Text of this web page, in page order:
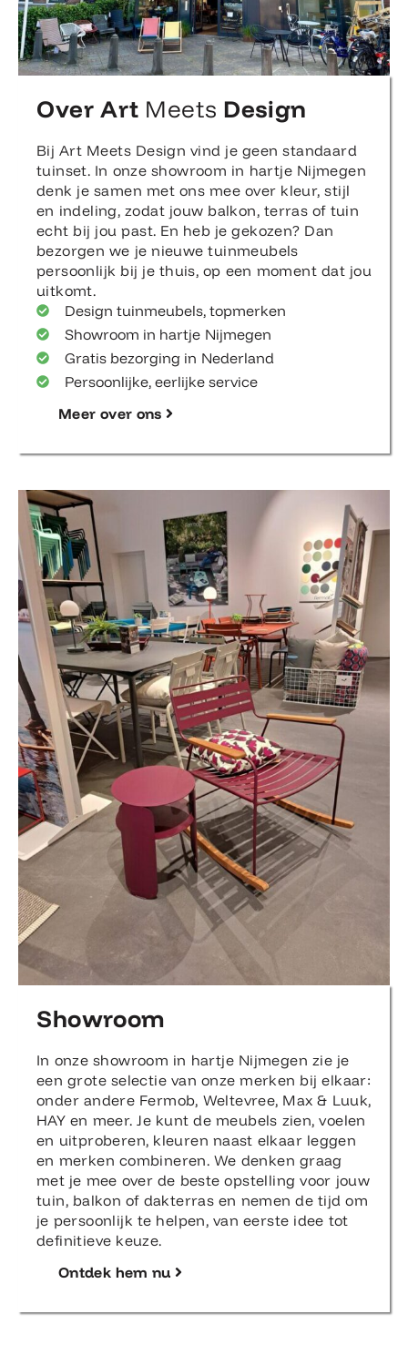
Over Art Meets Design
Bij Art Meets Design vind je geen standaard
tuinset. In onze showroom in hartje Nijmegen
denk je samen met ons mee over kleur, stijl
en indeling, zodat jouw balkon, terras of tuin
echt bij jou past. En heb je gekozen? Dan
bezorgen we je nieuwe tuinmeubels
persoonlijk bij je thuis, op een moment dat jou
uitkomt.
Design tuinmeubels, topmerken
Showroom in hartje Nijmegen
Gratis bezorging in Nederland
Persoonlijke, eerlijke service
Meer over ons
Showroom
In onze showroom in hartje Nijmegen zie je
een grote selectie van onze merken bij elkaar:
onder andere Fermob, Weltevree, Max & Luuk,
HAY en meer. Je kunt de meubels zien, voelen
en uitproberen, kleuren naast elkaar leggen
en merken combineren. We denken graag
met je mee over de beste opstelling voor jouw
tuin, balkon of dakterras en nemen de tijd om
je persoonlijk te helpen, van eerste idee tot
definitieve keuze.
Ontdek hem nu